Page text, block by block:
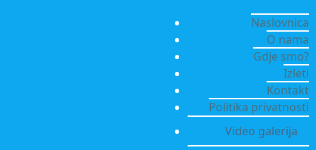
Naslovnica
O nama
Gdje smo?
Izleti
Kontakt
Politika privatnosti
Video galerija